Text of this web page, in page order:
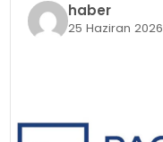
haber
25 Haziran 2026